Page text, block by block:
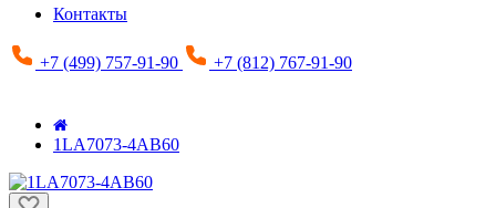
Контакты
+7 (499) 757-91-90 +7 (812) 767-91-90
1LA7073-4AB60